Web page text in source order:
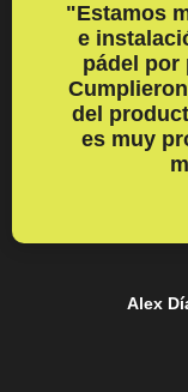
Alex
"Estamos
e
pádel por
del
es muy